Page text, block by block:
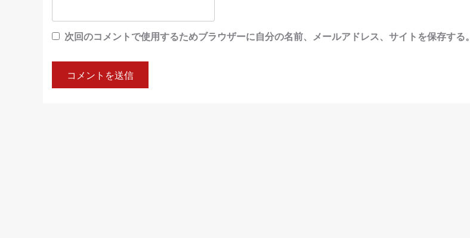
次回のコメントで使用するためブラウザーに自分の名前、メールアドレス、サイトを保存する。